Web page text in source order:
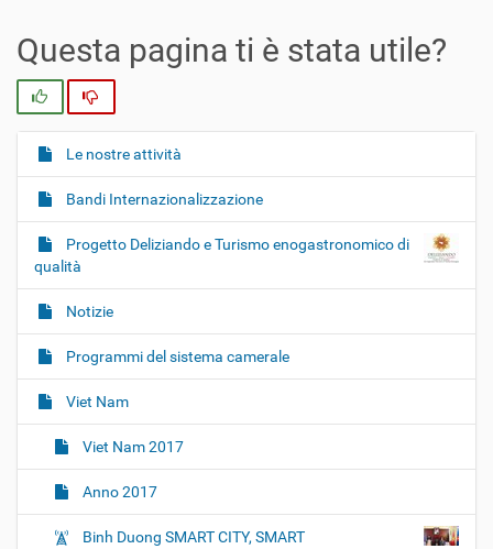
Questa pagina ti è stata utile?
N
a
v
g
a
z
o
n
Le nostre attività
Bandi Internazionalizzazione
Progetto Deliziando e Turismo enogastronomico di
qualità
Notizie
Programmi del sistema camerale
Viet Nam
Viet Nam 2017
Anno 2017
Binh Duong SMART CITY, SMART